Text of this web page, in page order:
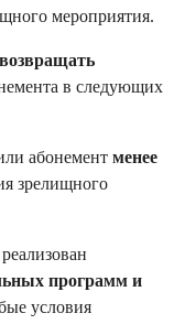
мероприятия.
в следующих
абонемент менее
зрелищного
программ и
условия